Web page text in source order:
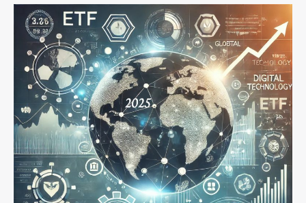
nostro
portafoglio
(2025)